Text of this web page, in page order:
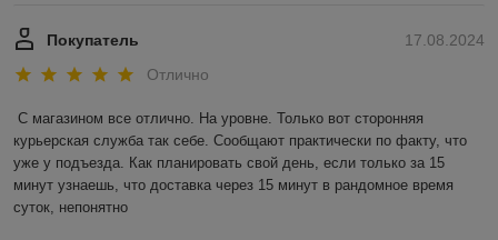
17.08.2024
Покупатель
Отлично
С магазином все отлично. На уровне. Только вот сторонняя
курьерская служба так себе. Сообщают практически по факту, что
уже у подъезда. Как планировать свой день, если только за 15
минут узнаешь, что доставка через 15 минут в рандомное время
суток, непонятно